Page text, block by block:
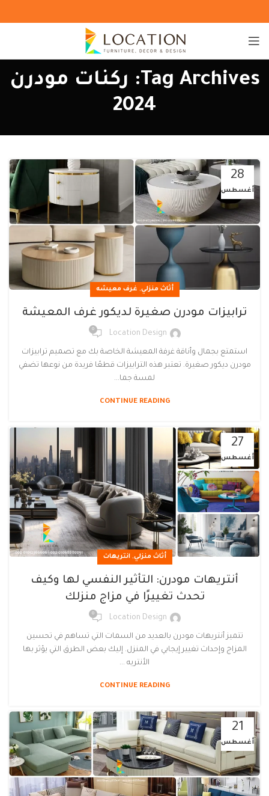
Tag Archives: ركنات مودرن
2024
28
أغسطس
أثاث منزلي, غرف معيشه
ترابيزات مودرن صغيرة لديكور غرف المعيشة
Location Design
0
استمتع بجمال وأناقة غرفة المعيشة الخاصة بك مع تصميم ترابيزات
مودرن ديكور صغيرة. تعتبر هذه الترابيزات قطعًا فريدة من نوعها تضفي
لمسة جما...
CONTINUE READING
27
أغسطس
أثاث منزلي,انتريهات
أنتريهات مودرن: التأثير النفسي لها وكيف
تحدث تغييرًا في مزاج منزلك
Location Design
0
تتميز أنتريهات مودرن بالعديد من السمات التي تساهم في تحسين
المزاج وإحداث تغيير إيجابي في المنزل. إليك بعض الطرق التي يؤثر بها
الأنتريه ...
CONTINUE READING
21
أغسطس